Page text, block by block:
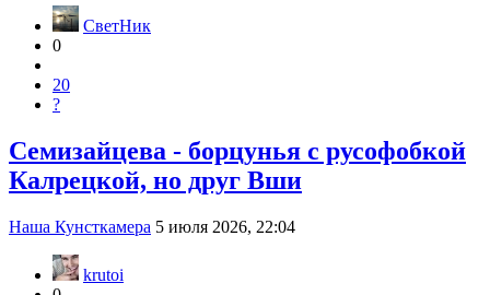
СветНик
0
20
?
Семизайцева - борцунья с русофобкой
Калрецкой, но друг Вши
Наша Кунсткамера 5 июля 2026, 22:04
krutoi